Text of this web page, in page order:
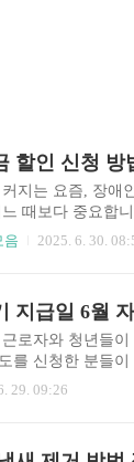
할인 신청 방
지는 요즘, 장애
때보다 중요합
지 향상을 위해 다
야 하는지, 무슨
셨나요? 이번 글
상✅감면 항목별
는 질문까지깔끔
공공요금 감면이란
음 2025. 6. 30.
지급일 6월
로자와 청년들
를 신청한 분들
바로 하반기분 근
29. 09:26